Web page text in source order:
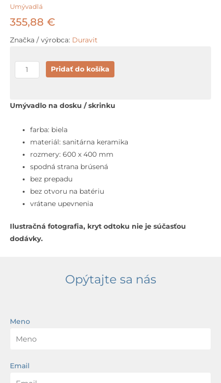
Umývadlá
355,88 €
Značka / výrobca: Duravit
množstvo
Duravit
Air
nábytkové,
60x40
cm,
bez
prepadu,
bez
otvoru
batériu,
biela
Pridať do košíka
Umývadlo na dosku / skrinku
farba: biela
materiál: sanitárna keramika
rozmery: 600 x 400 mm
spodná strana brúsená
bez prepadu
bez otvoru na batériu
vrátane upevnenia
Ilustračná fotografia, kryt odtoku nie je súčasťou
dodávky.
Opýtajte sa nás
Meno
Email